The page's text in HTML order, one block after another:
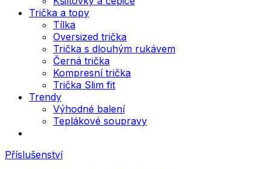
Trička a topy
Tílka
Oversized trička
Trička s dlouhým rukávem
Černá trička
Kompresní trička
Trička Slim fit
Trendy
Výhodné balení
Teplákové soupravy
Příslušenství